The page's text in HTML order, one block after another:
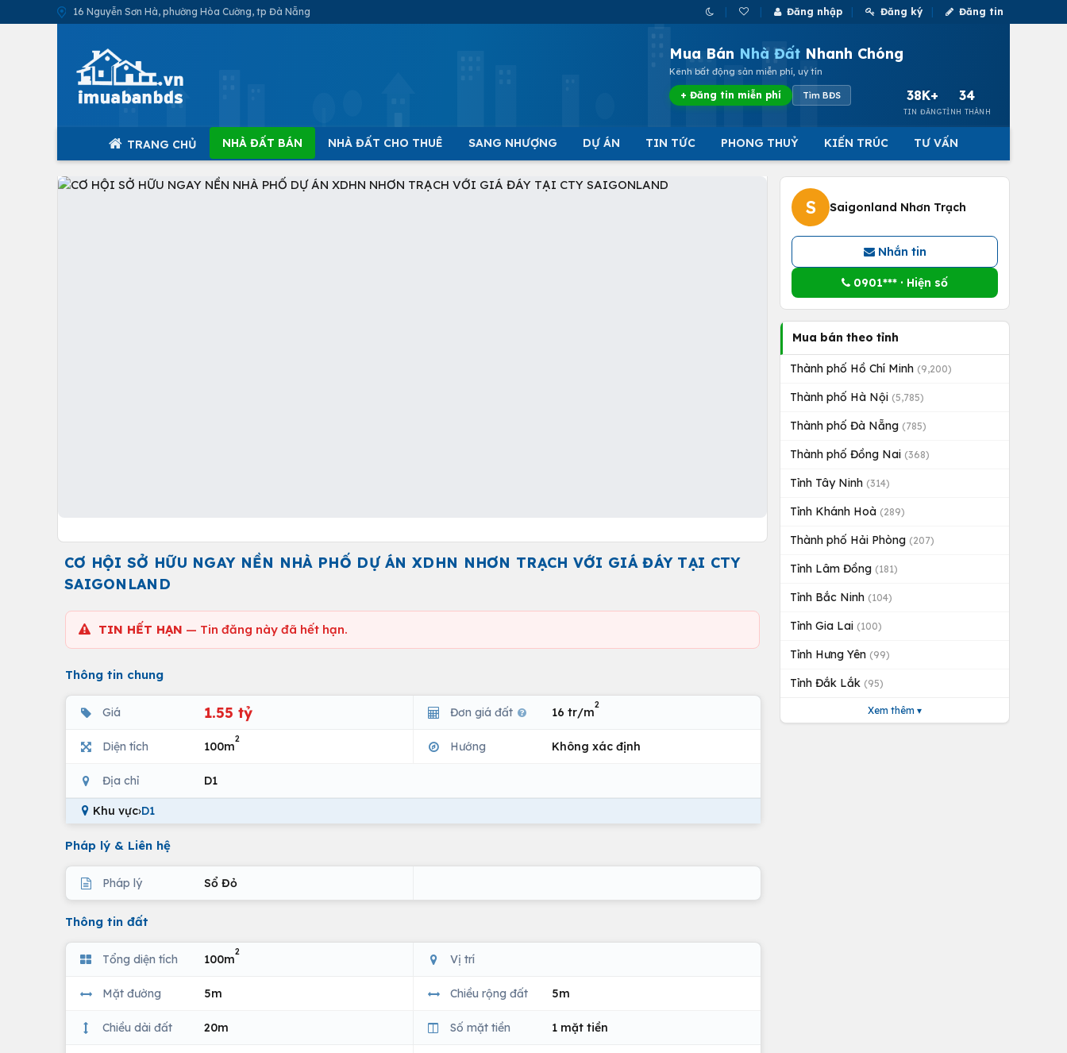
16 Nguyễn Sơn Hà, phường Hòa Cường, tp Đà Nẵng Đăng nhập Đăng ký Đăng tin
Mua Bán Nhà Đất Nhanh Chóng
Kênh bất động sản miễn phí, uy tín
+ Đăng tin miễn phí Tìm BĐS 38K+
TIN ĐĂNG
34
TỈNH THÀNH
TRANG CHỦ NHÀ ĐẤT BÁN NHÀ ĐẤT CHO THUÊ SANG NHƯỢNG DỰ ÁN TIN TỨC PHONG THUỶ KIẾN TRÚC TƯ VẤN
CƠ HỘI SỞ HỮU NGAY NỀN NHÀ PHỐ DỰ ÁN XDHN NHƠN TRẠCH VỚI GIÁ ĐÁY TẠI CTY
SAIGONLAND
TIN HẾT HẠN — Tin đăng này đã hết hạn.
Thông tin chung
Giá 1.55 tỷ Đơn giá đất 16 tr/m
2
Diện tích 100m
2
Hướng Không xác định
Địa chỉ D1
Khu vực›D1
Pháp lý & Liên hệ
Pháp lý Sổ Đỏ
Thông tin đất
Tổng diện tích 100m
2
Vị trí
Mặt đường 5m Chiều rộng đất 5m
Chiều dài đất 20m Số mặt tiền 1 mặt tiền
S Saigonland Nhơn Trạch
Nhắn tin
0901*** · Hiện số
Mua bán theo tỉnh
Thành phố Hồ Chí Minh (9,200)
Thành phố Hà Nội (5,785)
Thành phố Đà Nẵng (785)
Thành phố Đồng Nai (368)
Tỉnh Tây Ninh (314)
Tỉnh Khánh Hoà (289)
Thành phố Hải Phòng (207)
Tỉnh Lâm Đồng (181)
Tỉnh Bắc Ninh (104)
Tỉnh Gia Lai (100)
Tỉnh Hưng Yên (99)
Tỉnh Đắk Lắk (95)
Xem thêm ▾